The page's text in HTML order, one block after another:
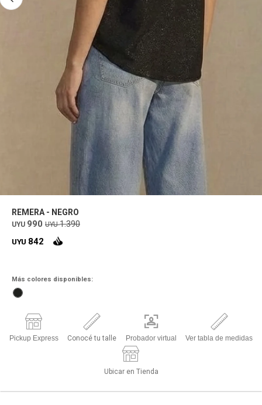
REMERA - NEGRO
UYU 990 UYU 1.390
UYU 842
Más colores disponibles:
Pickup Express Conocé tu talle Probador virtual Ver tabla de medidas
Ubicar en Tienda